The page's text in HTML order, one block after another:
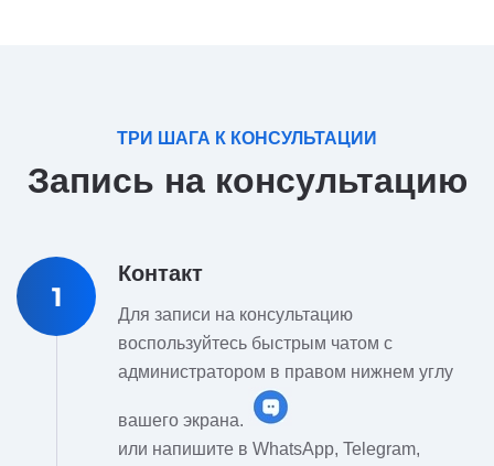
ТРИ ШАГА К КОНСУЛЬТАЦИИ
Запись на консультацию
1
Контакт
Для записи на консультацию
воспользуйтесь быстрым чатом с
администратором в правом нижнем углу
вашего экрана.
или напишите в WhatsApp, Telegram,